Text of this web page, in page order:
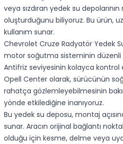
veya sızdıran yedek su
oluşturduğunu biliyoruz. Bu ürün,
kullanım sunar.
Chevrolet Cruze Radyatör Yedek
motor soğutma sisteminin düzenli
Antifriz seviyesinin kolayca kontrol
Opell Center olarak, sürücünün
rahatça gözlemleyebilmesinin
yönde etkilediğine inanıyoruz.
Bu yedek su deposu, montaj
sunar. Aracın orijinal bağlantı
olduğu için kesme, delme veya